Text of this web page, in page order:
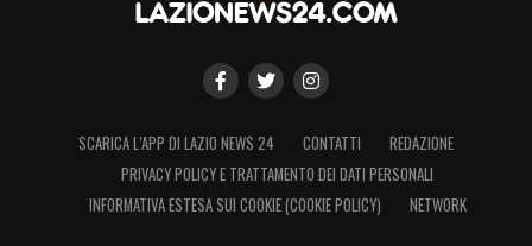
SCARICA L’APP DI LAZIO NEWS 24 CONTATTI
REDAZIONE
PRIVACY POLICY E TRATTAMENTO DEI DATI PERSONALI
INFORMATIVA ESTESA SUI COOKIE (COOKIE POLICY)
NETWORK